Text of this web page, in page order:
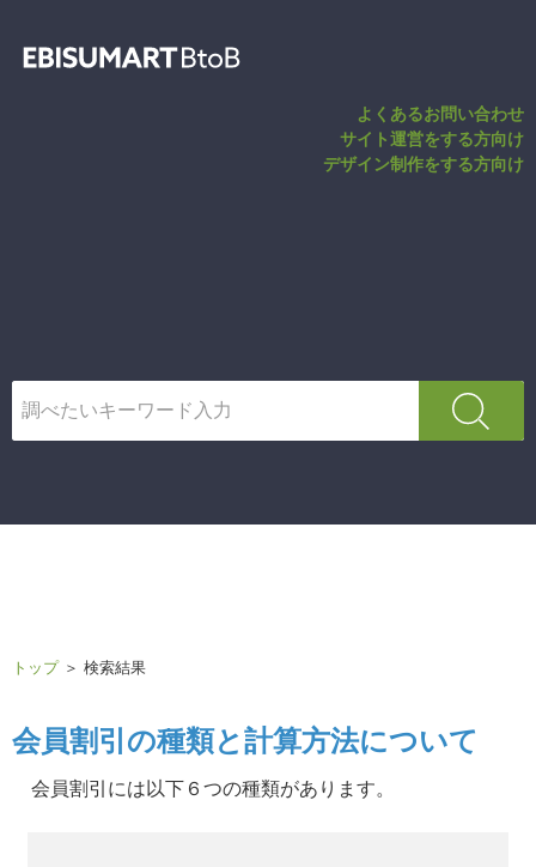
よくあるお問い合わせ
サイト運営をする方向け
デザイン制作をする方向け
トップ ＞ 検索結果
会員割引の種類と計算方法について
会員割引には以下６つの種類があります。